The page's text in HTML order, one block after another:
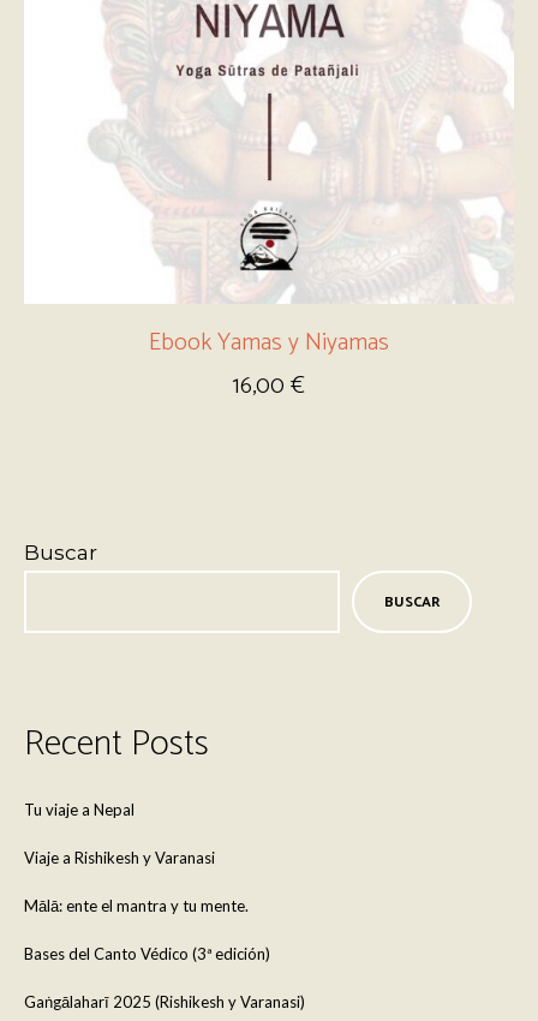
Ebook Yamas y Niyamas
16,00€
Buscar
BUSCAR
Recent Posts
Tu viaje a Nepal
Viaje a Rishikesh y Varanasi
Mālā: ente el mantra y tu mente.
Bases del Canto Védico (3ª edición)
Gaṅgālaharī 2025 (Rishikesh y Varanasi)